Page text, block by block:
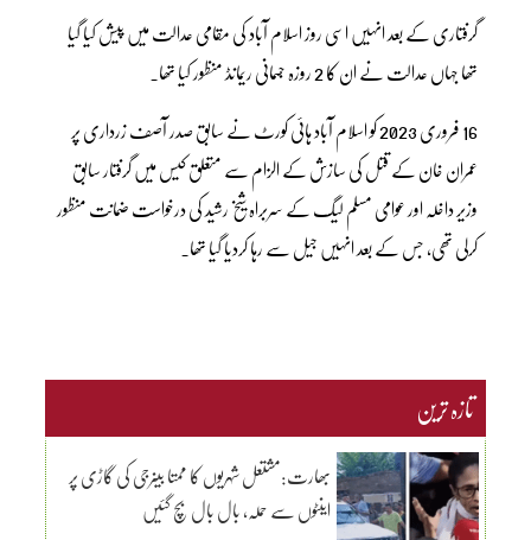
گرفتاری کے بعد انہیں اسی روز اسلام آباد کی مقامی عدالت میں پیش کیا گیا
تھا جہاں عدالت نے ان کا 2 روزہ جسمانی ریمانڈ منظور کیا تھا۔
16 فروری 2023 کو اسلام آباد ہائی کورٹ نے سابق صدر آصف زرداری پر
عمران خان کے قتل کی سازش کے الزام سے متعلق کیس میں گرفتار سابق
وزیر داخلہ اور عوامی مسلم لیگ کے سربراہ شیخ رشید کی درخواست ضمانت منظور
کرلی تھی، جس کے بعد انہیں جیل سے رہا کردیا گیا تھا۔
تازہ ترین
بھارت:مشتعل شہریوں کا ممتا بینرجی کی گاڑی پر
اینٹوں سے حملہ، بال بال بچ گئیں